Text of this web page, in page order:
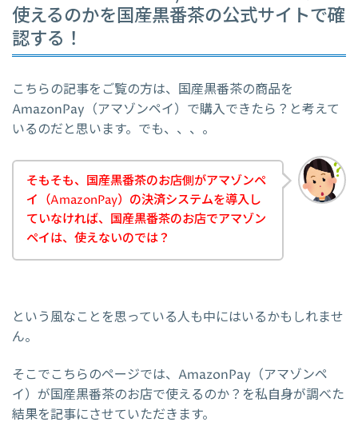
使えるのかを国産黒番茶の公式サイトで確
認する！
こちらの記事をご覧の方は、国産黒番茶の商品を
AmazonPay（アマゾンペイ）で購入できたら？と考えて
いるのだと思います。でも、、、。
そもそも、国産黒番茶のお店側がアマゾンペ
イ（AmazonPay）の決済システムを導入し
ていなければ、国産黒番茶のお店でアマゾン
ペイは、使えないのでは？
という風なことを思っている人も中にはいるかもしれませ
ん。
そこでこちらのページでは、AmazonPay（アマゾンペ
イ）が国産黒番茶のお店で使えるのか？を私自身が調べた
結果を記事にさせていただきます。